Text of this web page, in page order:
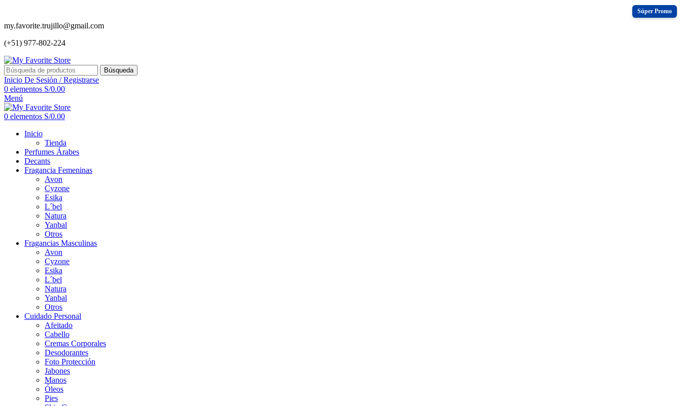
my.favorite.trujillo@gmail.com
(+51) 977-802-224
Búsqueda
Inicio De Sesión / Registrarse
0 elementos S/0.00
Menú
0 elementos S/0.00
Inicio
Tienda
Perfumes Árabes
Decants
Fragancia Femeninas
Avon
Cyzone
Esika
L´bel
Natura
Yanbal
Otros
Fragancias Masculinas
Avon
Cyzone
Esika
L´bel
Natura
Yanbal
Otros
Cuidado Personal
Afeitado
Cabello
Cremas Corporales
Desodorantes
Foto Protección
Jabones
Manos
Óleos
Pies